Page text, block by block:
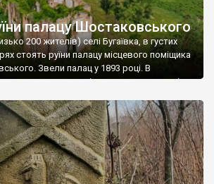
палацу Шостаковського
200 жителів) селі Бугаївка, в густих
стоять руїни палацу місцевого поміщика
Звели палац у 1893 році. В
у ньому спочатку містилася школа, потім
туберкульозну лікарню. Коли із
– ми точно не […]